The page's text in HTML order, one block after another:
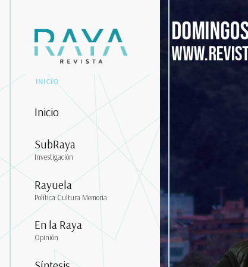
INICIO
Inicio
SubRaya
Investigación
Rayuela
Política Cultura Memoria
En la Raya
Opinión